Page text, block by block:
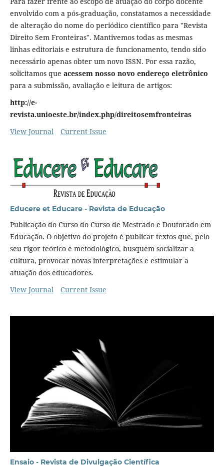
envolvido com a pós-graduação, constatamos a necessidade
de alteração do nome do periódico científico para "Revista
Direito Sem Fronteiras". Mantivemos todas as mesmas
linhas editoriais e estrutura de funcionamento, tendo sido
necessário apenas obter um novo ISSN. Por essa razão,
solicitamos que acessem nosso novo endereço eletrônico
para a submissão, avaliação e leitura de artigos:
http://e-
revista.unioeste.br/index.php/direitosemfronteiras
View Journal
Current Issue
Educere et Educare - Revista de Educação
Publicação do Curso do Curso de Mestrado e Doutorado em
Educação. O objetivo do projeto é publicar textos que, pelo
seu rigor teórico e metodológico, busquem socializar a
cultura, provocar novas interpretações e estimular a
atuação dos educadores.
View Journal
Current Issue
Ensaio - Revista de Divulgação Científica